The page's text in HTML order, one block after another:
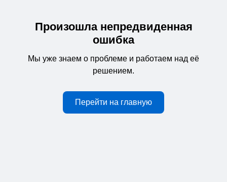
Произошла непредвиденная
ошибка
Мы уже знаем о проблеме и работаем над её
решением.
Перейти на главную